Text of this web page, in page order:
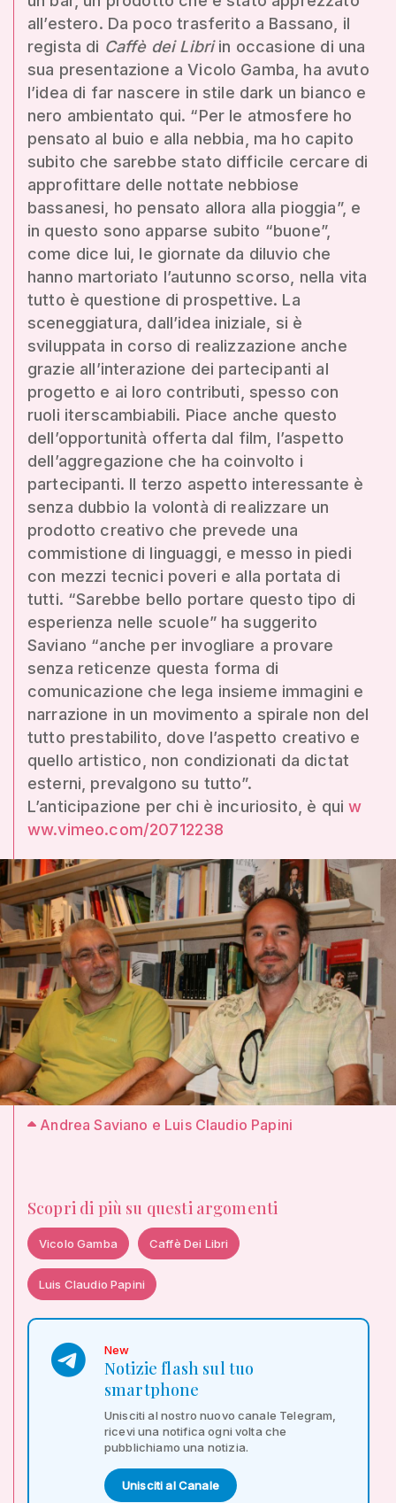
all’estero. Da poco trasferito a Bassano, il
regista di Caffè dei Libriin occasione di una
sua presentazione a Vicolo Gamba, ha avuto
l’idea di far nascere in stile dark un bianco e
nero ambientato qui. “Per le atmosfere ho
pensato al buio e alla nebbia, ma ho capito
subito che sarebbe stato difficile cercare di
approfittare delle nottate nebbiose
bassanesi, ho pensato allora alla pioggia”, e
in questo sono apparse subito “buone”,
come dice lui, le giornate da diluvio che
hanno martoriato l’autunno scorso, nella vita
tutto è questione di prospettive. La
sceneggiatura, dall’idea iniziale, si è
sviluppata in corso di realizzazione anche
grazie all’interazione dei partecipanti al
progetto e ai loro contributi, spesso con
ruoli iterscambiabili. Piace anche questo
dell’opportunità offerta dal film, l’aspetto
dell’aggregazione che ha coinvolto i
partecipanti. Il terzo aspetto interessante è
senza dubbio la volontà di realizzare un
prodotto creativo che prevede una
commistione di linguaggi, e messo in piedi
con mezzi tecnici poveri e alla portata di
tutti. “Sarebbe bello portare questo tipo di
esperienza nelle scuole” ha suggerito
Saviano “anche per invogliare a provare
senza reticenze questa forma di
comunicazione che lega insieme immagini e
narrazione in un movimento a spirale non del
tutto prestabilito, dove l’aspetto creativo e
quello artistico, non condizionati da dictat
esterni, prevalgono su tutto”.
L’anticipazione per chi è incuriosito, è quiw
ww.vimeo.com/20712238
Andrea Saviano e Luis Claudio Papini
Scopri di più su questi argomenti
Vicolo Gamba Caffè Dei Libri
Luis Claudio Papini
New
Notizie flash sul tuo
smartphone
Unisciti al nostro nuovo canale Telegram,
ricevi una notifica ogni volta che
pubblichiamo una notizia.
Unisciti al Canale